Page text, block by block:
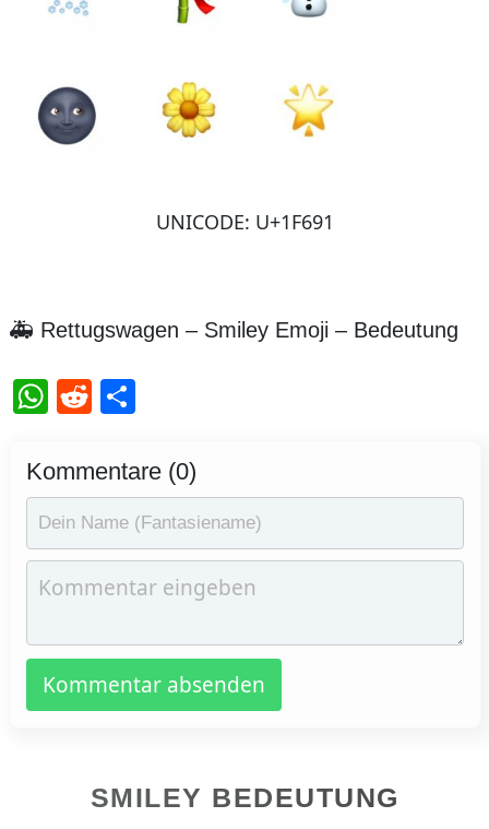
UNICODE: U+1F691
🚑 Rettugswagen – Smiley Emoji – Bedeutung
WhatsApp
Reddit
Teilen
Kommentare (0)
Kommentar absenden
SMILEY BEDEUTUNG